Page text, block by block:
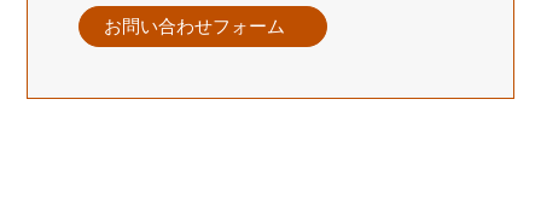
お問い合わせフォーム